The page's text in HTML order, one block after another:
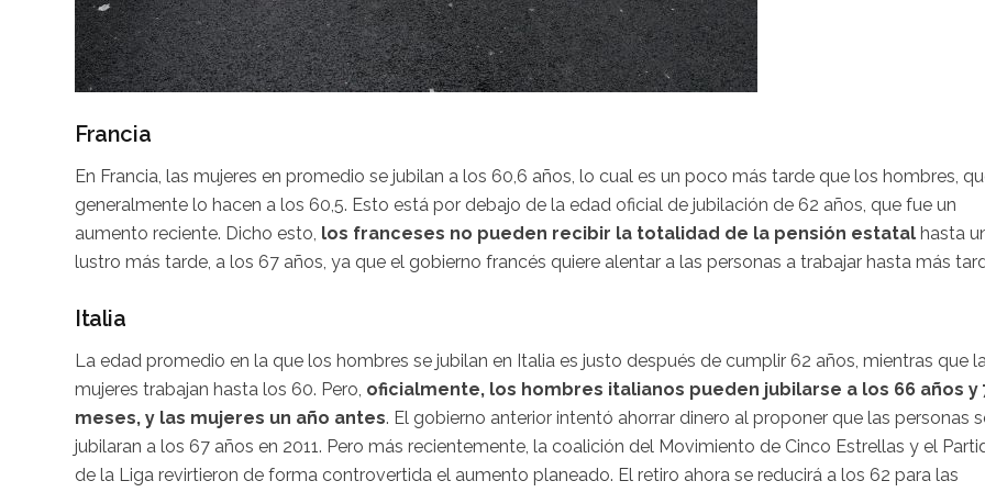
Francia
En Francia, las mujeres en promedio se jubilan a los 60,6 años, lo cual es un poco más tarde que los hombres,
generalmente lo hacen a los 60,5. Esto está por debajo de la edad oficial de jubilación de 62 años, que fue un
aumento reciente. Dicho esto, los franceses no pueden recibir la totalidad de la pensión estatal hasta
lustro más tarde, a los 67 años, ya que el gobierno francés quiere alentar a las personas a trabajar hasta más
Italia
La edad promedio en la que los hombres se jubilan en Italia es justo después de cumplir 62 años, mientras que
mujeres trabajan hasta los 60. Pero, oficialmente, los hombres italianos pueden jubilarse a los 66 años y
meses, y las mujeres un año antes. El gobierno anterior intentó ahorrar dinero al proponer que las personas
jubilaran a los 67 años en 2011. Pero más recientemente, la coalición del Movimiento de Cinco Estrellas y el
de la Liga revirtieron de forma controvertida el aumento planeado. El retiro ahora se reducirá a los 62 para las